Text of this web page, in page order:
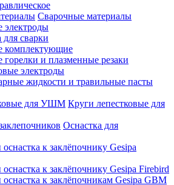
Сварочные материалы
электроды
сварки
комплектующие
и плазменные резаки
электроды
жидкости и травильные пасты
Круги лепестковые для
Оснастка для
оснастка к заклёпочнику Gesipa
оснастка к заклёпочнику Gesipa Firebird
оснастка к заклёпочникам Gesipa GBM